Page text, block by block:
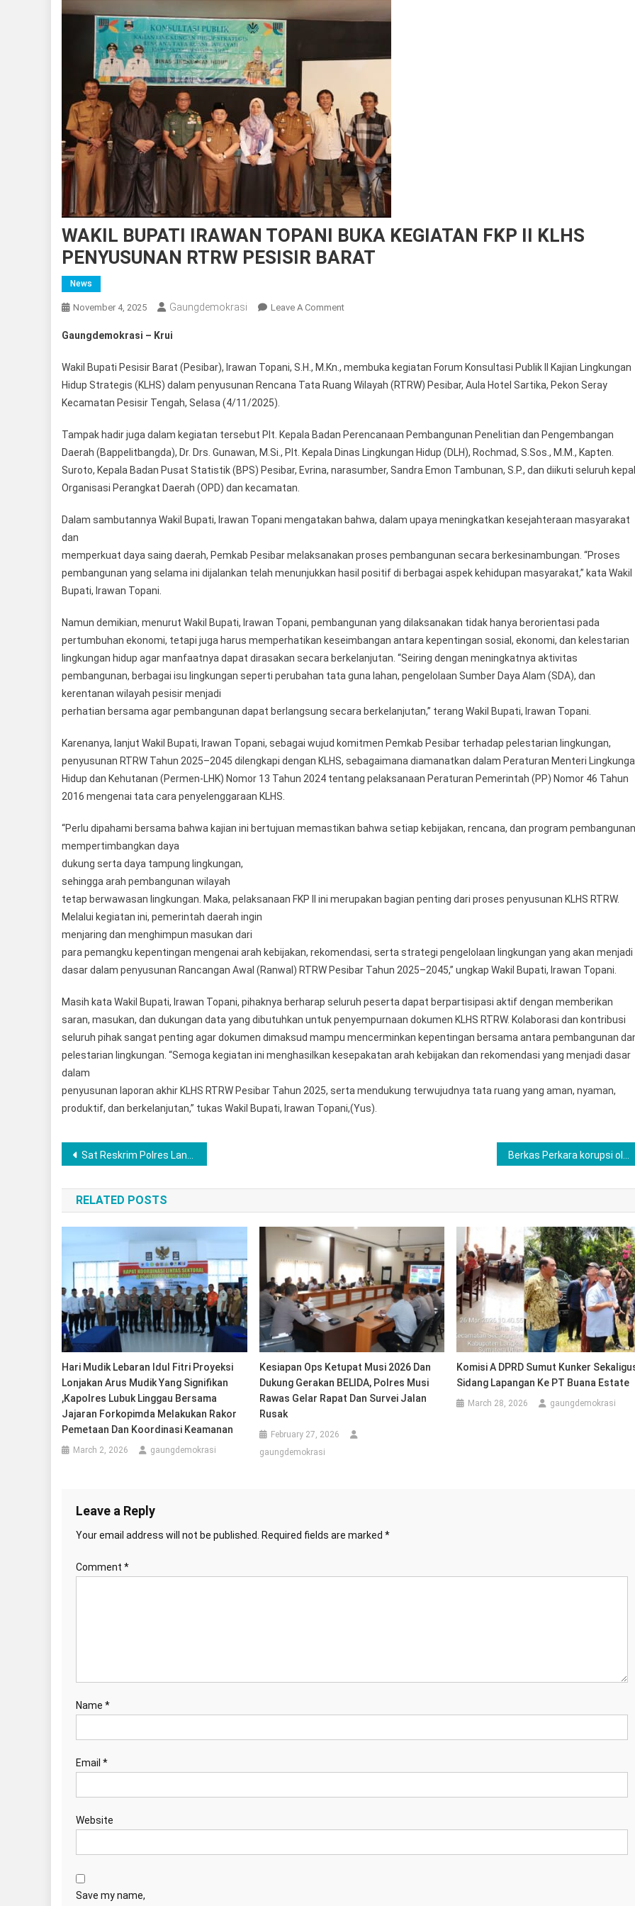
WAKIL BUPATI IRAWAN TOPANI BUKA KEGIATAN FKP II KLHS
PENYUSUNAN RTRW PESISIR BARAT
News
November 4, 2025 Gaungdemokrasi Leave A CommentOn
TOPANI
BUKA
II
KLHS
PENYUSUNAN
BARAT
Gaungdemokrasi – Krui
Wakil Bupati Pesisir Barat (Pesibar), Irawan Topani, S.H., M.Kn., membuka kegiatan Forum Konsultasi Publik II Kajian Lingkungan
Hidup Strategis (KLHS) dalam penyusunan Rencana Tata Ruang Wilayah (RTRW) Pesibar, Aula Hotel Sartika, Pekon Seray
Kecamatan Pesisir Tengah, Selasa (4/11/2025).
Tampak hadir juga dalam kegiatan tersebut Plt. Kepala Badan Perencanaan Pembangunan Penelitian dan Pengembangan
Daerah (Bappelitbangda), Dr. Drs. Gunawan, M.Si., Plt. Kepala Dinas Lingkungan Hidup (DLH), Rochmad, S.Sos., M.M., Kapten.
Suroto, Kepala Badan Pusat Statistik (BPS) Pesibar, Evrina, narasumber, Sandra Emon Tambunan, S.P., dan diikuti seluruh
Organisasi Perangkat Daerah (OPD) dan kecamatan.
Dalam sambutannya Wakil Bupati, Irawan Topani mengatakan bahwa, dalam upaya meningkatkan kesejahteraan masyarakat
dan
memperkuat daya saing daerah, Pemkab Pesibar melaksanakan proses pembangunan secara berkesinambungan. “Proses
pembangunan yang selama ini dijalankan telah menunjukkan hasil positif di berbagai aspek kehidupan masyarakat,” kata Wakil
Bupati, Irawan Topani.
Namun demikian, menurut Wakil Bupati, Irawan Topani, pembangunan yang dilaksanakan tidak hanya berorientasi pada
pertumbuhan ekonomi, tetapi juga harus memperhatikan keseimbangan antara kepentingan sosial, ekonomi, dan kelestarian
lingkungan hidup agar manfaatnya dapat dirasakan secara berkelanjutan. “Seiring dengan meningkatnya aktivitas
pembangunan, berbagai isu lingkungan seperti perubahan tata guna lahan, pengelolaan Sumber Daya Alam (SDA), dan
kerentanan wilayah pesisir menjadi
perhatian bersama agar pembangunan dapat berlangsung secara berkelanjutan,” terang Wakil Bupati, Irawan Topani.
Karenanya, lanjut Wakil Bupati, Irawan Topani, sebagai wujud komitmen Pemkab Pesibar terhadap pelestarian lingkungan,
penyusunan RTRW Tahun 2025–2045 dilengkapi dengan KLHS, sebagaimana diamanatkan dalam Peraturan Menteri
Hidup dan Kehutanan (Permen-LHK) Nomor 13 Tahun 2024 tentang pelaksanaan Peraturan Pemerintah (PP) Nomor 46 Tahun
2016 mengenai tata cara penyelenggaraan KLHS.
“Perlu dipahami bersama bahwa kajian ini bertujuan memastikan bahwa setiap kebijakan, rencana, dan program pembangunan
mempertimbangkan daya
dukung serta daya tampung lingkungan,
sehingga arah pembangunan wilayah
tetap berwawasan lingkungan. Maka, pelaksanaan FKP II ini merupakan bagian penting dari proses penyusunan KLHS RTRW.
Melalui kegiatan ini, pemerintah daerah ingin
menjaring dan menghimpun masukan dari
para pemangku kepentingan mengenai arah kebijakan, rekomendasi, serta strategi pengelolaan lingkungan yang akan menjadi
dasar dalam penyusunan Rancangan Awal (Ranwal) RTRW Pesibar Tahun 2025–2045,” ungkap Wakil Bupati, Irawan Topani.
Masih kata Wakil Bupati, Irawan Topani, pihaknya berharap seluruh peserta dapat berpartisipasi aktif dengan memberikan
saran, masukan, dan dukungan data yang dibutuhkan untuk penyempurnaan dokumen KLHS RTRW. Kolaborasi dan kontribusi
seluruh pihak sangat penting agar dokumen dimaksud mampu mencerminkan kepentingan bersama antara pembangunan
pelestarian lingkungan. “Semoga kegiatan ini menghasilkan kesepakatan arah kebijakan dan rekomendasi yang menjadi dasar
dalam
penyusunan laporan akhir KLHS RTRW Pesibar Tahun 2025, serta mendukung terwujudnya tata ruang yang aman, nyaman,
produktif, dan berkelanjutan,” tukas Wakil Bupati, Irawan Topani,(Yus).
Post
navigation
Sat Reskrim Polres Langkat Berhasil Ungkap Kasus Pemerasan dan disertai Pengancaman
RELATED POSTS
Hari Mudik Lebaran Idul Fitri Proyeksi
Lonjakan Arus Mudik Yang Signifikan
,Kapolres Lubuk Linggau Bersama
Jajaran Forkopimda Melakukan Rakor
Pemetaan Dan Koordinasi Keamanan
March 2, 2026 gaungdemokrasi
Kesiapan Ops Ketupat Musi 2026 Dan
Dukung Gerakan BELIDA, Polres Musi
Rawas Gelar Rapat Dan Survei Jalan
Rusak
February 27, 2026
gaungdemokrasi
Komisi A DPRD Sumut Kunker
Sidang Lapangan Ke PT Buana Estate
March 28, 2026 gaungdemokrasi
Leave a Reply
Your email address will not be published. Required fields are marked *
Comment *
Name *
Email *
Website
Save my name,